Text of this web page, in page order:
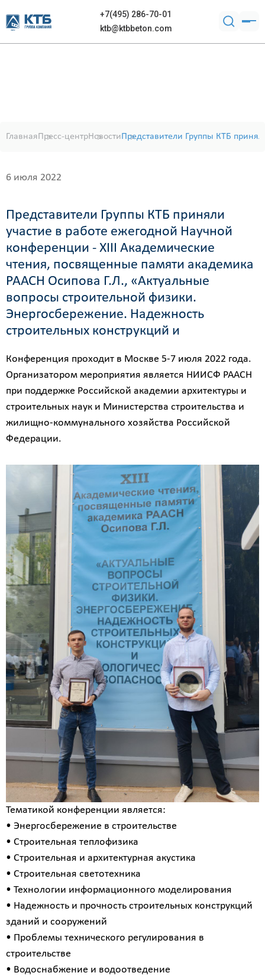
+7(495) 286-70-01
ktb@ktbbeton.com
ГлавнаяПресс-центрНовостиПредставители Группы КТБ
6 июля 2022
Представители Группы КТБ приняли
участие в работе ежегодной Научной
конференции - ХIII Академические
чтения, посвященные памяти академика
РААСН Осипова Г.Л., «Актуальные
вопросы строительной физики.
Энергосбережение. Надежность
строительных конструкций и
Конференция проходит в Москве 5-7 июля 2022 года.
Организатором мероприятия является НИИСФ РААСН
при поддержке Российской академии архитектуры и
строительных наук и Министерства строительства и
жилищно-коммунального хозяйства Российской
Федерации.
Тематикой конференции является:
• Энергосбережение в строительстве
• Строительная теплофизика
• Строительная и архитектурная акустика
• Строительная светотехника
• Технологии информационного моделирования
• Надежность и прочность строительных конструкций
зданий и сооружений
• Проблемы технического регулирования в
строительстве
• Водоснабжение и водоотведение